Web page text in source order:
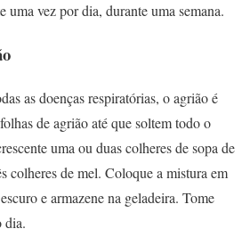
uma vez por dia, durante uma semana.
as doenças respiratórias, o agrião é
de agrião até que soltem todo o
uma ou duas colheres de sopa de
colheres de mel. Coloque a mistura em
e armazene na geladeira. Tome
dia.